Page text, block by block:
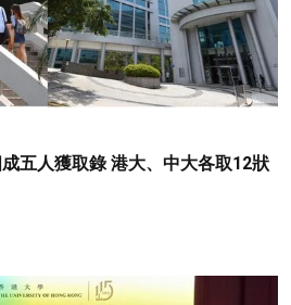
五人獲取錄 港大、中大各取12狀